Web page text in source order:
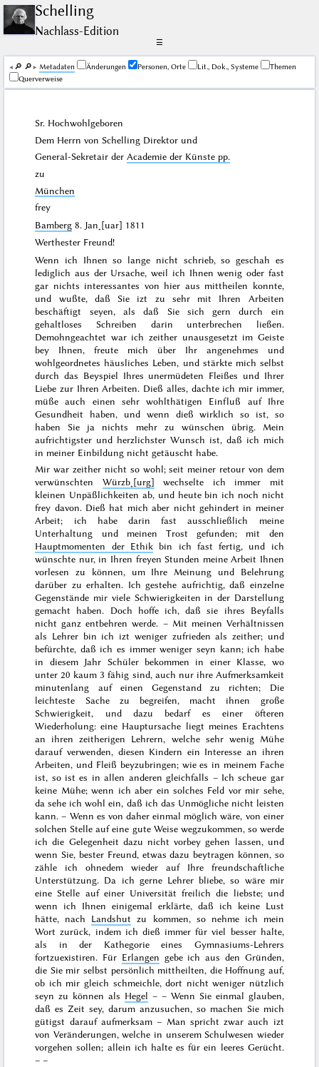
Schelling
Nachlass-Edition
☰
🔎︎ 🔎︎ Me­ta­da­ten Änderungen Personen, Orte Lit., Dok., Systeme
Themen
Querverweise
Sr. Hochwohlgeboren
Dem Herrn von Schelling Direktor und
General-Sekretair derAcademie der Künste pp.
zu
München
frey
Bamberg 8. Jan˖[uar] 1811
Werthester Freund!
Wenn ich Ihnen so lange nicht schrieb, so geschah es
lediglich aus der Ursache, weil ich Ihnen wenig oder fast
gar nichts interessantes von hier aus mittheilen konnte,
und wußte, daß Sie izt zu sehr mit Ihren Arbeiten
beschäftigt seyen, als daß Sie sich gern durch ein
gehaltloses Schreiben darin unterbrechen ließen.
Demohngeachtet war ich zeither unausgesetzt im Geiste
bey Ihnen, freute mich über Ihr angenehmes und
wohlgeordnetes häusliches Leben, und stärkte mich selbst
durch das Beyspiel Ihres unermüdeten Fleißes und Ihrer
Liebe zur Ihren Arbeiten. Dieß alles, dachte ich mir immer,
müße auch einen sehr wohlthätigen Einfluß auf Ihre
Gesundheit haben, und wenn dieß wirklich so ist, so
haben Sie ja nichts mehr zu wünschen übrig. Mein
aufrichtigster und herzlichster Wunsch ist, daß ich mich
in meiner Einbildung nicht getäuscht habe.
Mir war zeither nicht so wohl; seit meiner retour von dem
verwünschten Würzb˖[urg] wechselte ich immer mit
kleinen Unpäßlichkeiten ab, und heute bin ich noch nicht
frey davon. Dieß hat mich aber nicht gehindert in meiner
Arbeit; ich habe darin fast ausschließlich meine
Unterhaltung und meinen Trost gefunden; mit den
Hauptmomenten der Ethikbin ich fast fertig, und ich
wünschte nur, in Ihren freyen Stunden meine Arbeit Ihnen
vorlesen zu können, um Ihre Meinung und Belehrung
darüber zu erhalten. Ich gestehe aufrichtig, daß einzelne
Gegenstände mir viele Schwierigkeiten in der Darstellung
gemacht haben. Doch hoffe ich, daß sie ihres Beyfalls
nicht ganz entbehren werde. – Mit meinen Verhältnissen
als Lehrer bin ich izt weniger zufrieden als zeither; und
befürchte, daß ich es immer weniger seyn kann; ich habe
in diesem Jahr Schüler bekommen in einer Klasse, wo
unter 20 kaum 3 fähig sind, auch nur ihre Aufmerksamkeit
minutenlang auf einen Gegenstand zu richten; Die
leichteste Sache zu begreifen, macht ihnen große
Schwierigkeit, und dazu bedarf es einer öfteren
Wiederholung: eine Hauptursache liegt meines Erachtens
an ihren zeitherigen Lehrern, welche sehr wenig Mühe
darauf verwenden, diesen Kindern ein Interesse an ihren
Arbeiten, und Fleiß beyzubringen; wie es in meinem Fache
ist, so ist es in allen anderen gleichfalls – Ich scheue gar
keine Mühe; wenn ich aber ein solches Feld vor mir sehe,
da sehe ich wohl ein, daß ich das Unmögliche nicht leisten
kann. – Wenn es von daher einmal möglich wäre, von einer
solchen Stelle auf eine gute Weise wegzukommen, so werde
ich die Gelegenheit dazu nicht vorbey gehen lassen, und
wenn Sie, bester Freund, etwas dazu beytragen können, so
zähle ich ohnedem wieder auf Ihre freundschaftliche
Unterstützung. Da ich gerne Lehrer bliebe, so wäre mir
eine Stelle auf einer Universität freilich die liebste; und
wenn ich Ihnen einigemal erklärte, daß ich keine Lust
hätte, nach Landshut zu kommen, so nehme ich mein
Wort zurück, indem ich dieß immer für viel besser halte,
als in der Kathegorie eines Gymnasiums-Lehrers
fortzuexistiren. Für Erlangen gebe ich aus den Gründen,
die Sie mir selbst persönlich mittheilten, die Hoffnung auf,
ob ich mir gleich schmeichle, dort nicht weniger nützlich
seyn zu können als Hegel – – Wenn Sie einmal glauben,
daß es Zeit sey, darum anzusuchen, so machen Sie mich
gütigst darauf aufmerksam – Man spricht zwar auch izt
von Veränderungen, welche in unserem Schulwesen wieder
vorgehen sollen; allein ich halte es für ein leeres Gerücht.
– –